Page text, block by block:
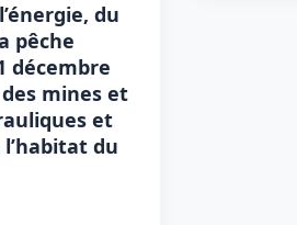
du
pêche
décembre
mines et
et
du